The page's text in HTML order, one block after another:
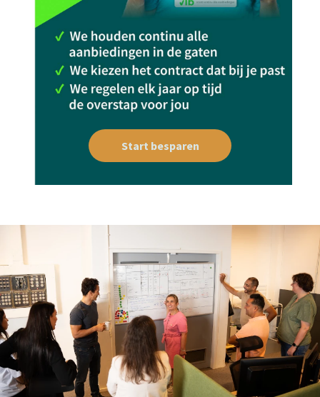
Start besparen